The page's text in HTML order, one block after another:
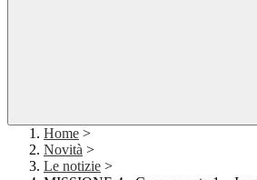
Home >
Novità >
Le notizie >